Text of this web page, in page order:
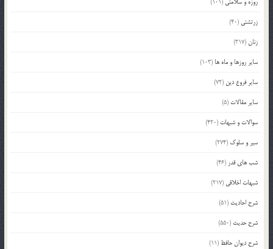
زرتشتی (40)
زنان(317)
سایر روزها و ماه ها (103)
سایر فروع دین (72)
سایر مقالات (5)
سوالات و شبهات (420)
سیر و سلوک (274)
شب های قدر (46)
شبهات اخلاقی (217)
شرح احادیث (51)
شرح حدیث (550)
شرح دیوان حافظ (11)